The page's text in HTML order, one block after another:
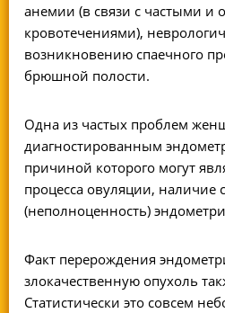
анемии (в связи с частыми и
кровотечениями),
возникновению спаечного
брюшной полости.
Одна из частых проблем
диагностированным
причиной которого могут
процесса овуляции, наличие
(неполноценность)
Факт перерождения
злокачественную опухоль
Статистически это совсем